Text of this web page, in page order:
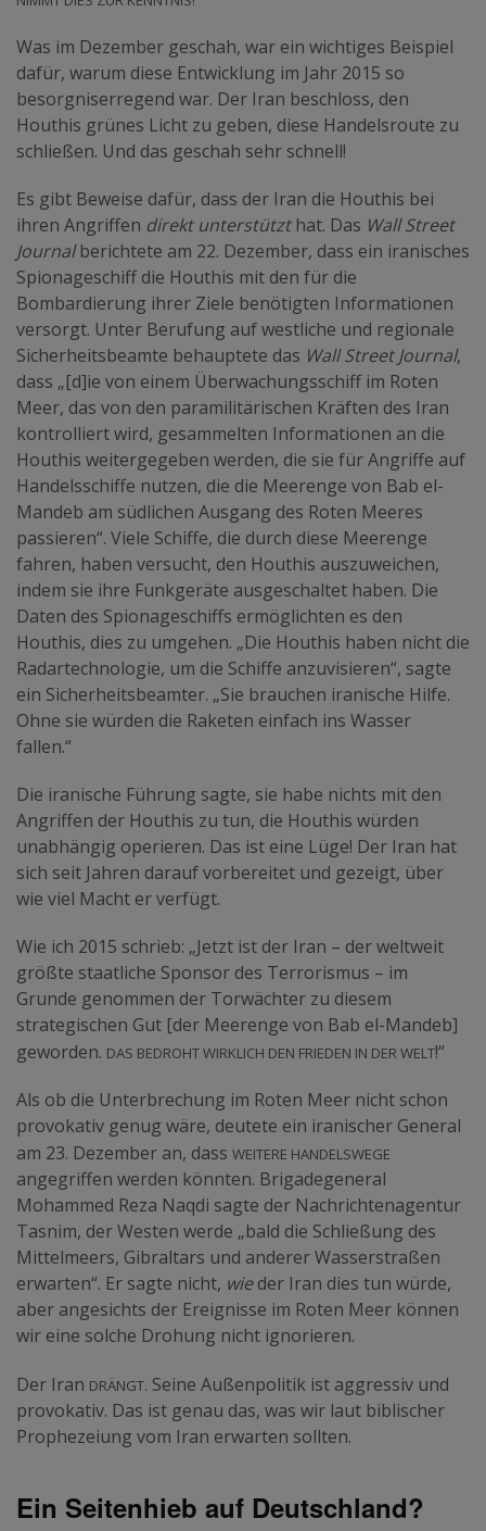
Was im Dezember geschah, war ein wichtiges Beispiel
dafür, warum diese Entwicklung im Jahr 2015 so
besorgniserregend war. Der Iran beschloss, den
Houthis grünes Licht zu geben, diese Handelsroute zu
schließen. Und das geschah sehr schnell!
Es gibt Beweise dafür, dass der Iran die Houthis bei
ihren Angriffen direkt unterstützthat. Das Wall Street
Journalberichtete am 22. Dezember, dass ein iranisches
Spionageschiff die Houthis mit den für die
Bombardierung ihrer Ziele benötigten Informationen
versorgt. Unter Berufung auf westliche und regionale
Sicherheitsbeamte behauptete das Wall Street Journal,
dass „[d]ie von einem Überwachungsschiff im Roten
Meer, das von den paramilitärischen Kräften des Iran
kontrolliert wird, gesammelten Informationen an die
Houthis weitergegeben werden, die sie für Angriffe auf
Handelsschiffe nutzen, die die Meerenge von Bab el-
Mandeb am südlichen Ausgang des Roten Meeres
passieren“. Viele Schiffe, die durch diese Meerenge
fahren, haben versucht, den Houthis auszuweichen,
indem sie ihre Funkgeräte ausgeschaltet haben. Die
Daten des Spionageschiffs ermöglichten es den
Houthis, dies zu umgehen. „Die Houthis haben nicht die
Radartechnologie, um die Schiffe anzuvisieren“, sagte
ein Sicherheitsbeamter. „Sie brauchen iranische Hilfe.
Ohne sie würden die Raketen einfach ins Wasser
fallen.“
Die iranische Führung sagte, sie habe nichts mit den
Angriffen der Houthis zu tun, die Houthis würden
unabhängig operieren. Das ist eine Lüge! Der Iran hat
sich seit Jahren darauf vorbereitet und gezeigt, über
wie viel Macht er verfügt.
Wie ich 2015 schrieb: „Jetzt ist der Iran – der weltweit
größte staatliche Sponsor des Terrorismus – im
Grunde genommen der Torwächter zu diesem
strategischen Gut [der Meerenge von Bab el-Mandeb]
geworden. Das bedroht wirklich den Frieden in der Welt!“
Als ob die Unterbrechung im Roten Meer nicht schon
provokativ genug wäre, deutete ein iranischer General
am 23. Dezember an, dass weitere Handelswege
angegriffen werden könnten. Brigadegeneral
Mohammed Reza Naqdi sagte der Nachrichtenagentur
Tasnim, der Westen werde „bald die Schließung des
Mittelmeers, Gibraltars und anderer Wasserstraßen
erwarten“. Er sagte nicht, wieder Iran dies tun würde,
aber angesichts der Ereignisse im Roten Meer können
wir eine solche Drohung nicht ignorieren.
Der Iran drängt. Seine Außenpolitik ist aggressiv und
provokativ. Das ist genau das, was wir laut biblischer
Prophezeiung vom Iran erwarten sollten.
Ein Seitenhieb auf Deutschland?